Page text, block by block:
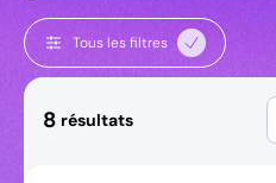
Tous les filtres
8 résultats